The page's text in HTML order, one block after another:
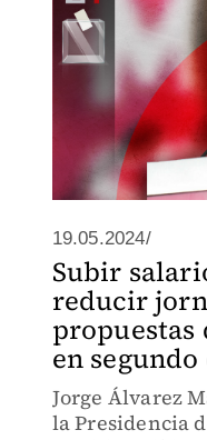
19.05.2024/
Subir
reducir
propuestas
en
Jorge Álvarez
la Presidencia